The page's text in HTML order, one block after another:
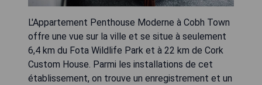
L'Appartement Penthouse Moderne à Cobh Town
offre une vue sur la ville et se situe à seulement
6,4 km du Fota Wildlife Park et à 22 km de Cork
Custom House. Parmi les installations de cet
établissement, on trouve un enregistrement et un